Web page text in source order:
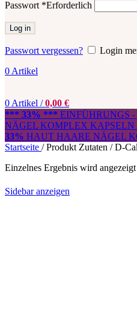
Passwort *Erforderlich
Log in
Passwort vergessen?
Login
0 Artikel
0 Artikel / 0,00 €
*** 33% *** EINFÜHRUNGS
NÄGEL KOMPLEX KAPSELN
33% HAUT HAARE NÄGEL
Startseite / Produkt Zutaten / D-
Einzelnes Ergebnis wird angezeigt
Sidebar anzeigen